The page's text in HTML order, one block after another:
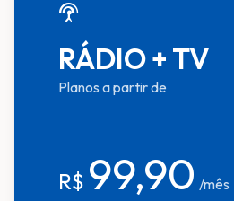
settings_input_antenna
RÁDIO + TV
Planos a partir de
R$ 99,90 /mês